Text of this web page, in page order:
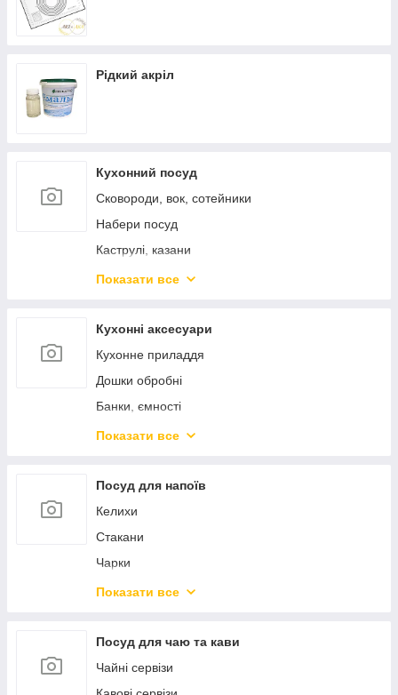
Рідкий акріл
Кухонний посуд
Сковороди, вок, сотейники
Набери посуд
Каструлі, казани
Каструлі з нержавіючої сталі
Ковші
Чайники
Турки
Миски
Марміти
Форми для випікання
Силіконові форми
Показати все
Кухонні аксесуари
Кухонне приладдя
Дошки обробні
Банки, ємності
Контейнери для продуктів
Ножі кухонні
Точила для ножів
Підставки та колоди для ножів
Сито, сушарки, друшляки
Тертки, овочерізки, подрібнювачі
Кавомолки
Кавоварки
Хлібниці
Показати все
Посуд для напоїв
Келихи
Стакани
Чарки
Стопки
Глечики, графіни
Декантери
Штофи
Показати все
Посуд для чаю та кави
Чайні сервізи